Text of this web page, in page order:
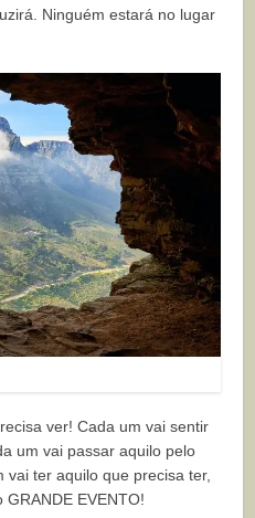
Ninguém estará no lugar
ver! Cada um vai sentir
um vai passar aquilo pelo
vai ter aquilo que precisa ter,
EVENTO!